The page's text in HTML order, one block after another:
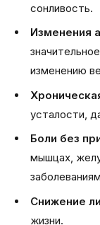
сонливость.
Изменения
изменению
усталости,
Боли без
мышцах,
Снижение
жизни.